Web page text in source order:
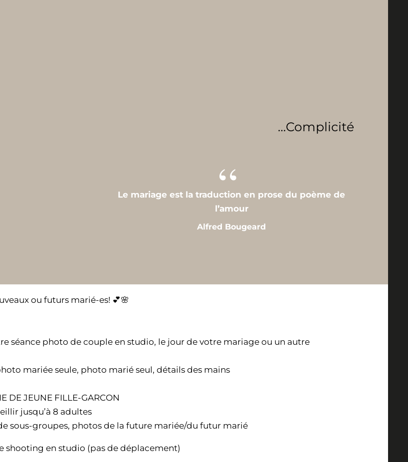
…Complicité
Le mariage est la traduction en prose du poème de
l’amour
Alfred Bougeard
ou futurs marié-es! 💕🌸
séance photo de couple en studio, le jour de votre mariage ou un autre
mariée seule, photo marié seul, détails des mains
DE JEUNE FILLE-GARCON
jusqu’à 8 adultes
sous-groupes, photos de la future mariée/du futur marié
shooting en studio (pas de déplacement)